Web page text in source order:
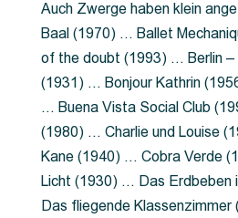
Auch Zwerge haben klein
Baal (1970) … Ballet
of the doubt (1993) … Berlin –
(1931) … Bonjour Kathrin
… Buena Vista Social Club
(1980) … Charlie und Louise
Kane (1940) … Cobra Verde
Licht (1930) … Das Erdbeben
Das fliegende